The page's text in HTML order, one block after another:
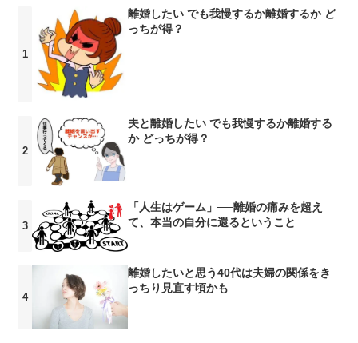
離婚したい でも我慢するか離婚するか ど
っちが得？
夫と離婚したい でも我慢するか離婚する
か どっちが得？
「人生はゲーム」──離婚の痛みを超え
て、本当の自分に還るということ
離婚したいと思う40代は夫婦の関係をき
っちり見直す頃かも